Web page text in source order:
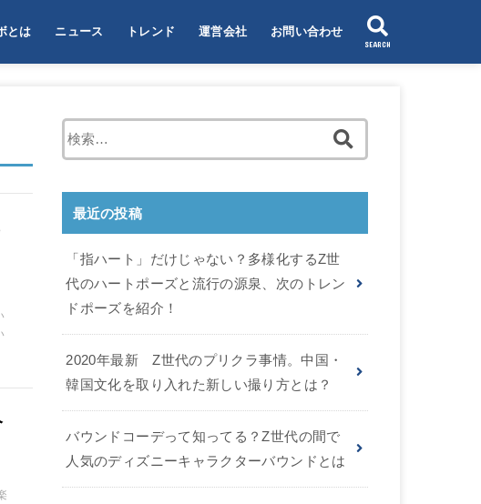
とは
は Z）とは
ニュース トレンド 運営会社 お問い合わせ
SEARCH
索
最近の投稿
「指ハート」だけじゃない？多様化するZ世
代のハートポーズと流行の源泉、次のトレン
ドポーズを紹介！
2020年最新 Z世代のプリクラ事情。中国・
韓国文化を取り入れた新しい撮り方とは？
バウンドコーデって知ってる？Z世代の間で
人気のディズニーキャラクターバウンドとは